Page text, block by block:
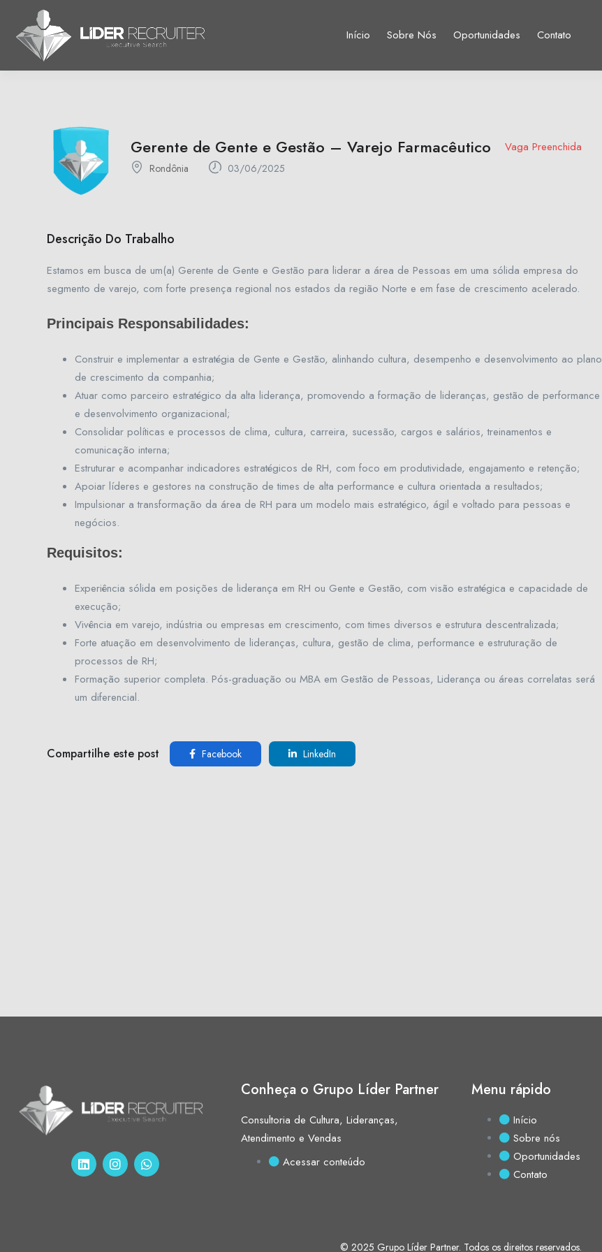
Início Sobre Nós Oportunidades Contato
Gerente de Gente e Gestão – Varejo Farmacêutico Vaga Preenchida
Rondônia 03/06/2025
Descrição Do Trabalho
Estamos em busca de um(a) Gerente de Gente e Gestão para liderar a área de Pessoas em uma sólida empresa do
segmento de varejo, com forte presença regional nos estados da região Norte e em fase de crescimento acelerado.
Principais Responsabilidades:
Construir e implementar a estratégia de Gente e Gestão, alinhando cultura, desempenho e desenvolvimento ao plano
de crescimento da companhia;
Atuar como parceiro estratégico da alta liderança, promovendo a formação de lideranças, gestão de performance
e desenvolvimento organizacional;
Consolidar políticas e processos de clima, cultura, carreira, sucessão, cargos e salários, treinamentos e
comunicação interna;
Estruturar e acompanhar indicadores estratégicos de RH, com foco em produtividade, engajamento e retenção;
Apoiar líderes e gestores na construção de times de alta performance e cultura orientada a resultados;
Impulsionar a transformação da área de RH para um modelo mais estratégico, ágil e voltado para pessoas e
negócios.
Requisitos:
Experiência sólida em posições de liderança em RH ou Gente e Gestão, com visão estratégica e capacidade de
execução;
Vivência em varejo, indústria ou empresas em crescimento, com times diversos e estrutura descentralizada;
Forte atuação em desenvolvimento de lideranças, cultura, gestão de clima, performance e estruturação de
processos de RH;
Formação superior completa. Pós-graduação ou MBA em Gestão de Pessoas, Liderança ou áreas correlatas será
um diferencial.
Compartilhe este post Facebook LinkedIn
Conheça o Grupo Líder Partner
Consultoria de Cultura, Lideranças,
Atendimento e Vendas
Acessar conteúdo
Menu rápido
Início
Sobre nós
Oportunidades
Contato
© 2025 Grupo Líder Partner. Todos os direitos reservados.